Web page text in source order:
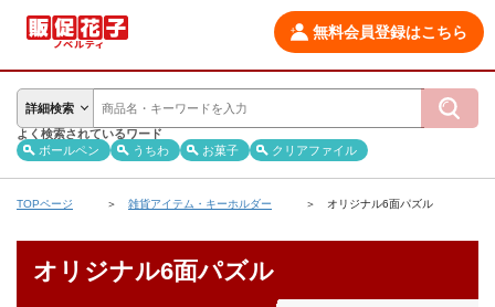
無料会員登録はこちら
詳細検索
よく検索されているワード
ボールペン
うちわ お菓子 クリアファイル
TOPページ 雑貨アイテム・キーホルダー オリジナル6面パズル
オリジナル6面パズル